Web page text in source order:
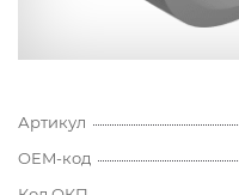
Артикул
OEM-код